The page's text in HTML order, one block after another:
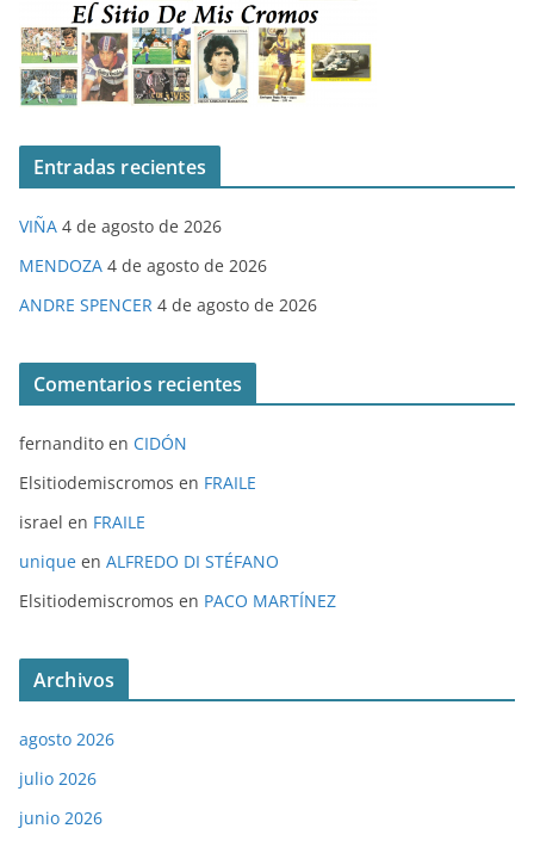
Entradas recientes
VIÑA 4 de agosto de 2026
MENDOZA 4 de agosto de 2026
ANDRE SPENCER 4 de agosto de 2026
Comentarios recientes
fernandito en CIDÓN
Elsitiodemiscromos en FRAILE
israel en FRAILE
unique en ALFREDO DI STÉFANO
Elsitiodemiscromos en PACO MARTÍNEZ
Archivos
agosto 2026
julio 2026
junio 2026